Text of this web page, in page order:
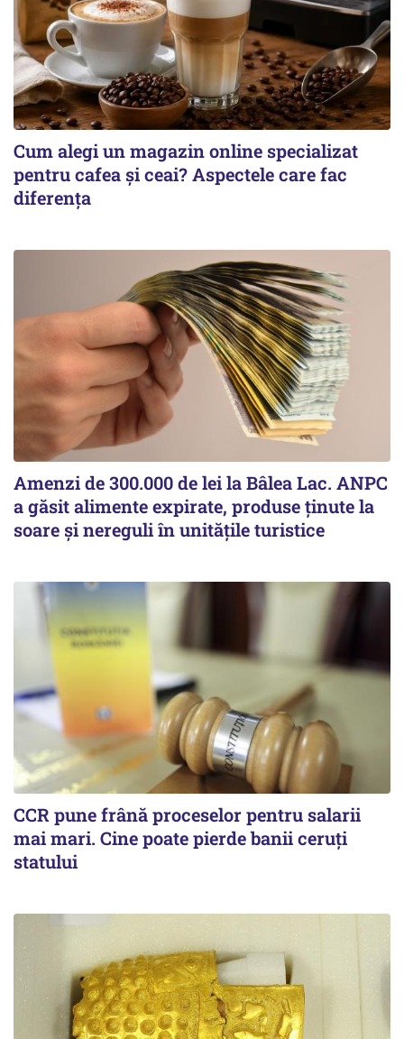
Cum alegi un magazin online specializat
pentru cafea și ceai? Aspectele care fac
diferența
Amenzi de 300.000 de lei la Bâlea Lac. ANPC
a găsit alimente expirate, produse ținute la
soare și nereguli în unitățile turistice
CCR pune frână proceselor pentru salarii
mai mari. Cine poate pierde banii ceruți
statului